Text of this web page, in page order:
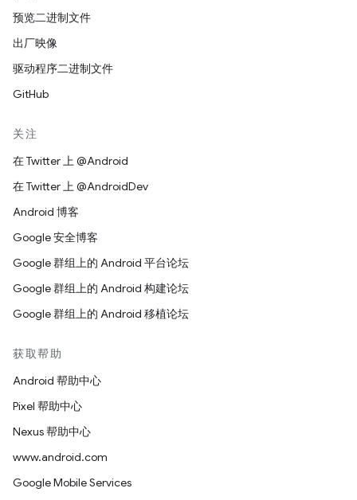
预览二进制文件
出厂映像
驱动程序二进制文件
GitHub
关注
在 Twitter 上 @Android
在 Twitter 上 @AndroidDev
Android 博客
Google 安全博客
Google 群组上的 Android 平台论坛
Google 群组上的 Android 构建论坛
Google 群组上的 Android 移植论坛
获取帮助
Android 帮助中心
Pixel 帮助中心
Nexus 帮助中心
www.android.com
Google Mobile Services